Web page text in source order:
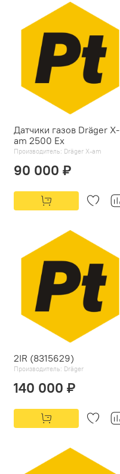
Датчики газов Dräger X-
am 2500 Ex
Производитель: Dräger X-am
90 000 ₽
2IR (8315629)
Производитель: Dräger
140 000 ₽